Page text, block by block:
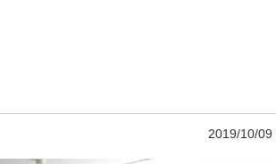
2019/10/09